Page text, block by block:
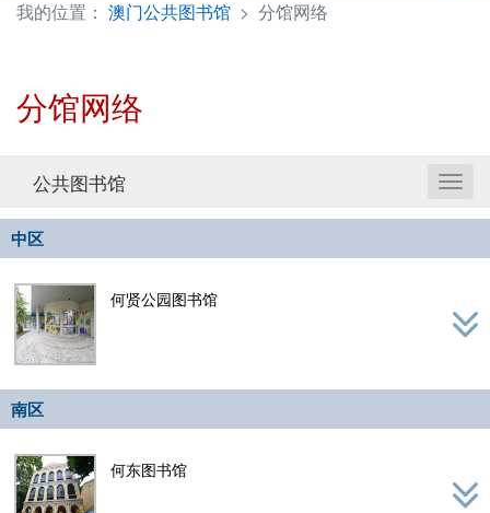
我的位置： 澳门公共图书馆 > 分馆网络
分馆网络
公共图书馆
中区
何贤公园图书馆
南区
何东图书馆